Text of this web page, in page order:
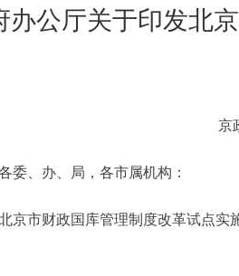
办公厅关于印发北
京
委、办、局，各市属机构：
市财政国库管理制度改革试点实